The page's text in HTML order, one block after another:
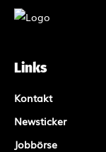
Links
Kontakt
Newsticker
Jobbörse